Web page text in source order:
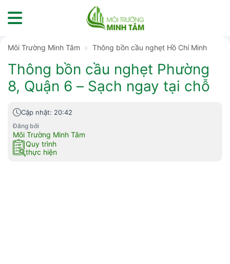
to
Môi Trường Minh Tâm » Thông bồn cầu nghẹt Hồ Chí Minh
Thông bồn cầu nghẹt Phường
8, Quận 6 – Sạch ngay tại chỗ
Cập nhật: 20:42
Đăng bởi
Môi Trường Minh Tâm
Quy trình
thực hiện